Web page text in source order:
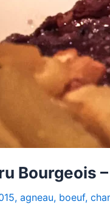
Bourgeois
, agneau, boeuf,